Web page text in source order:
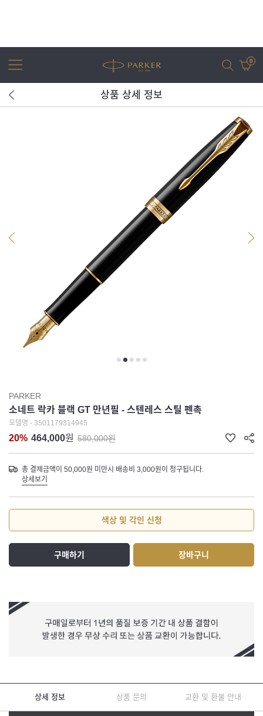
0
조터
상품 상세 정보
PARKER
소네트 락카 블랙 GT 만년필 - 스텐레스 스틸 펜촉
모델명 - 3501179314945
20% 464,000원 580,000원
총 결제금액이 50,000원 미만시 배송비 3,000원이 청구됩니다.
상세보기
색상 및 각인 신청
구매하기 장바구니
상세 정보 상품 문의 교환 및 환불 안내